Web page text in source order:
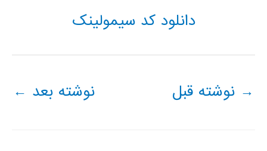
دانلود کد سیمولینک
→ نوشته قبل نوشته بعد ←